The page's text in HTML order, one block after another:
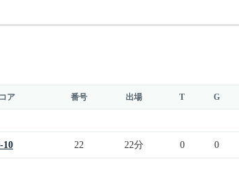
ア 番号 出場 T G
10 22 22分 0 0